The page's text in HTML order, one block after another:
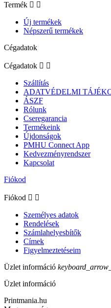
Termék  
Új termékek
Népszerű termékek
Cégadatok
Cégadatok  
Szállítás
ADATVÉDELMI
ÁSZF
Rólunk
Cseregarancia
Termékeink
Újdonságok
PMHU Connect App
Kedvezményrendszer
Kapcsolat
Fiókod
Fiókod  
Személyes adatok
Rendelések
Számlahelyesbítők
Címek
Figyelmeztetéseim
Üzlet információ
Üzlet információ
Printmania.hu